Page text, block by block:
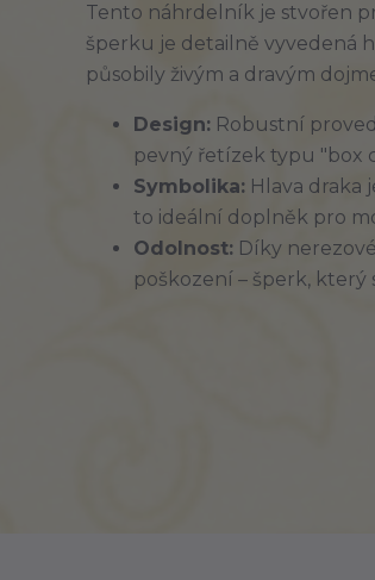
Tento náhrdelník je stvořen
šperku je detailně vyvedená
působily živým a dravým
Design: Robustní
pevný řetízek typu "box
Symbolika: Hlava draka
to ideální doplněk pro
Odolnost: Díky
poškození – šperk, který